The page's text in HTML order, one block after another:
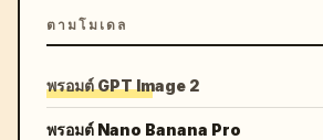
ตามโมเดล
พรอมต์ GPT Image 2
พรอมต์ Nano Banana Pro